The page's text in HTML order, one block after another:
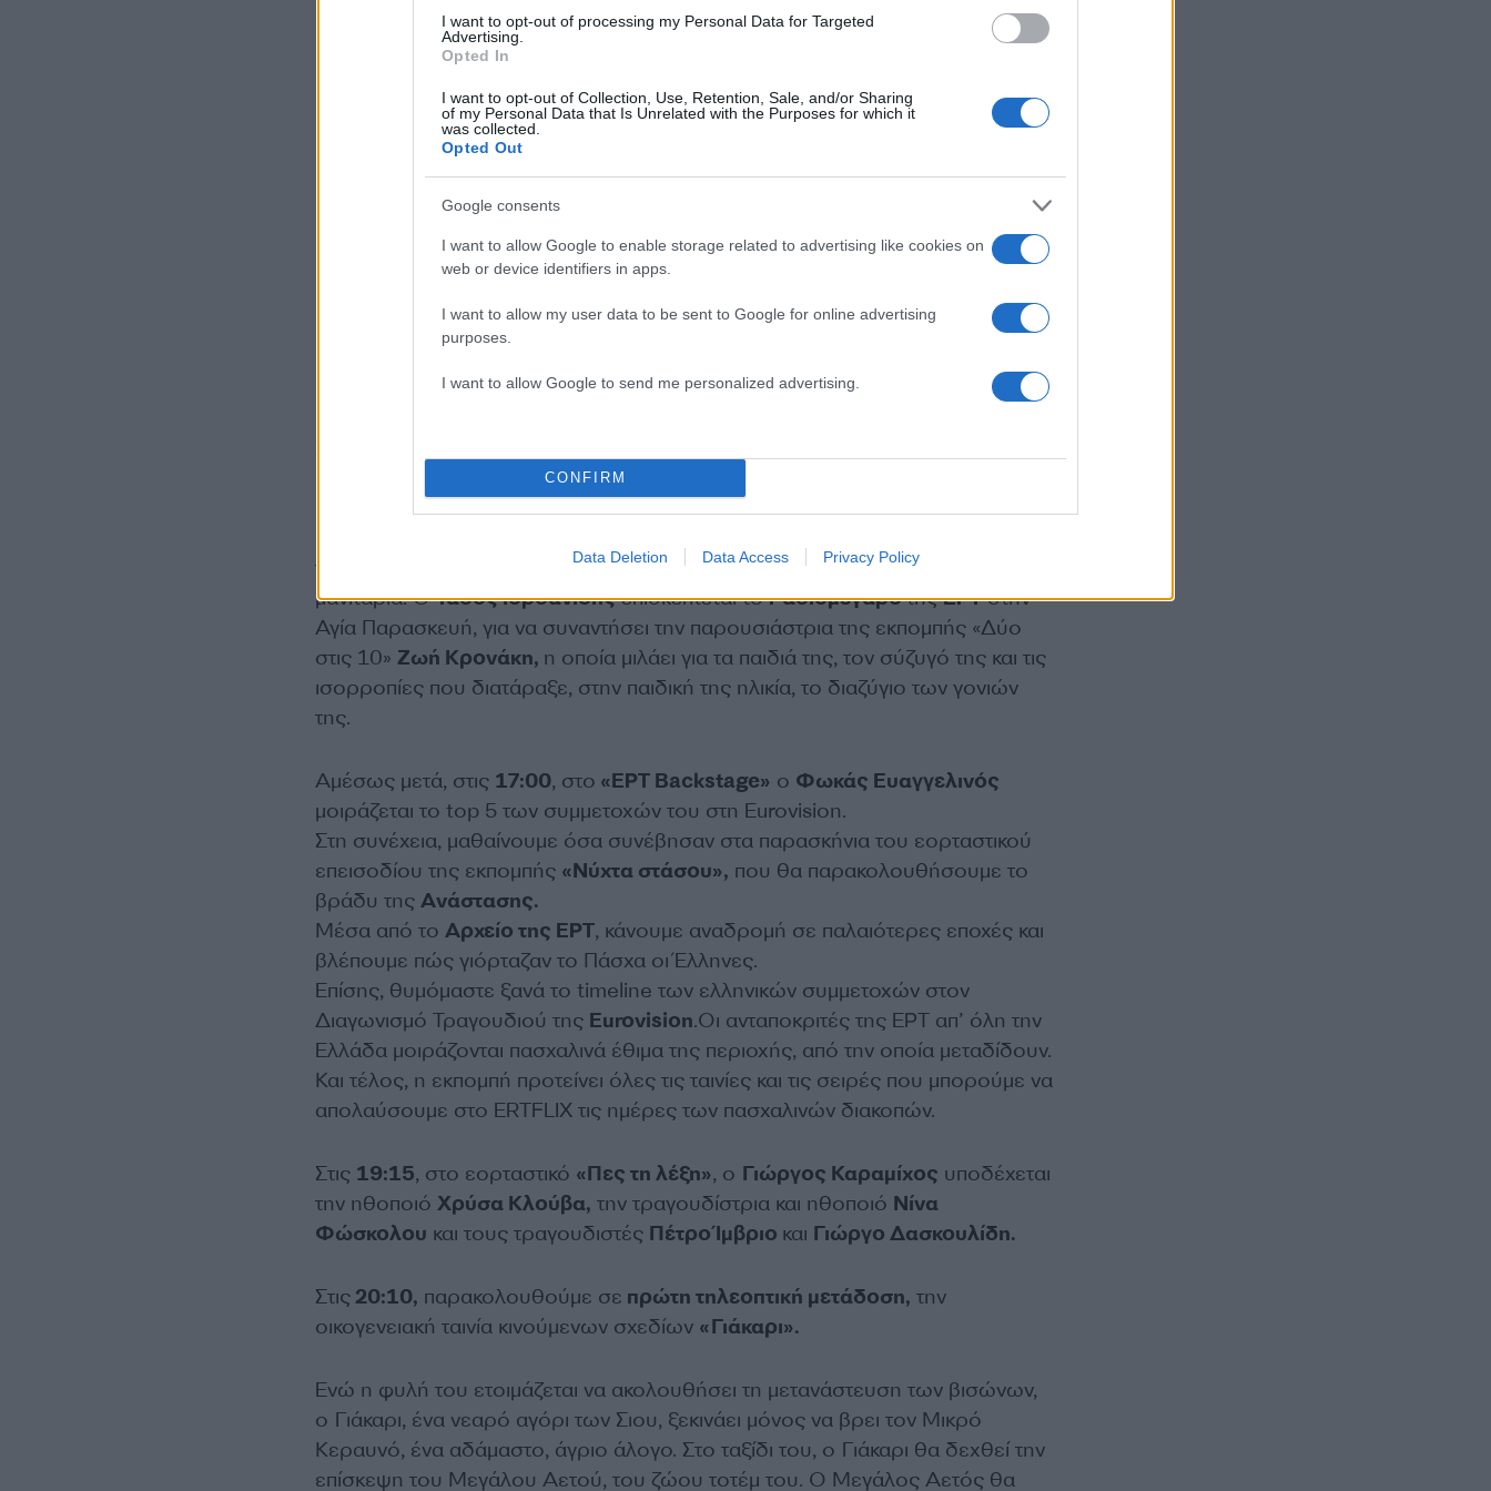
I want to opt-out of processing my Personal Data for Targeted
Advertising.
Opted In
I want to opt-out of Collection, Use, Retention, Sale, and/or Sharing
of my Personal Data that Is Unrelated with the Purposes for which it
was collected.
Opted Out
Google consents
I want to allow Google to enable storage related to advertising like cookies on
web or device identifiers in apps.
I want to allow my user data to be sent to Google for online advertising
purposes.
I want to allow Google to send me personalized advertising.
CONFIRM
Data Deletion Data Access Privacy Policy
Γιώργο Αγγελόπουλο, ο οποίος μιλάει για την κόρη του και πόσο
έχει αλλάξει τη ζωή του ο ερχομός της. Ακόμη, αναφέρεται και στη δύσκολη
του. Ο σεφ
Δημήτρης Τσίκιληςφτιάχνει μια εναλλακτική vegan μαγειρίτσα με
μανιτάρια. ΟΤάσος Ιορδανίδηςεπισκέπτεται τοΡαδιομέγαροτηςΕΡΤστην
Αγία Παρασκευή, για να συναντήσει την παρουσιάστρια της εκπομπής «Δύο
στις 10» Ζωή Κρονάκη, η οποία μιλάει για τα παιδιά της, τον σύζυγό της και τις
ισορροπίες που διατάραξε, στην παιδική της ηλικία, το διαζύγιο των γονιών
της.
Αμέσως μετά, στις 17:00, στο «ΕΡΤ Backstage» ο Φωκάς Ευαγγελινός
μοιράζεται το top 5 των συμμετοχών του στη Eurovision.
Στη συνέχεια, μαθαίνουμε όσα συνέβησαν στα παρασκήνια του εορταστικού
επεισοδίου της εκπομπής «Νύχτα στάσου», που θα παρακολουθήσουμε το
βράδυ της Ανάστασης.
Μέσα από το Αρχείο της ΕΡΤ, κάνουμε αναδρομή σε παλαιότερες εποχές και
βλέπουμε πώς γιόρταζαν το Πάσχα οι Έλληνες.
Επίσης, θυμόμαστε ξανά το timeline των ελληνικών συμμετοχών στον
Διαγωνισμό Τραγουδιού της Eurovision.Οι ανταποκριτές της ΕΡΤ απ’ όλη την
Ελλάδα μοιράζονται πασχαλινά έθιμα της περιοχής, από την οποία μεταδίδουν.
Και τέλος, η εκπομπή προτείνει όλες τις ταινίες και τις σειρές που μπορούμε να
απολαύσουμε στο ΕRTFLIX τις ημέρες των πασχαλινών διακοπών.
Στις 19:15, στο εορταστικό «Πες τη λέξη», ο Γιώργος Καραμίχος υποδέχεται
την ηθοποιό Χρύσα Κλούβα, την τραγουδίστρια και ηθοποιό Νίνα
Φώσκολου και τους τραγουδιστές Πέτρο Ίμβριο και Γιώργο Δασκουλίδη.
Στις20:10, παρακολουθούμε σε πρώτη τηλεοπτική μετάδοση, την
οικογενειακή ταινία κινούμενων σχεδίων «Γιάκαρι».
Ενώ η φυλή του ετοιμάζεται να ακολουθήσει τη μετανάστευση των βισώνων,
ο Γιάκαρι, ένα νεαρό αγόρι των Σιου, ξεκινάει μόνος να βρει τον Μικρό
Κεραυνό, ένα αδάμαστο, άγριο άλογο. Στο ταξίδι του, ο Γιάκαρι θα δεχθεί την
επίσκεψη του Μεγάλου Αετού, του ζώου τοτέμ του. Ο Μεγάλος Αετός θα